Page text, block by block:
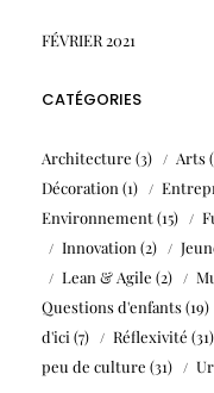
FÉVRIER 2021
CATÉGORIES
Architecture (3) Arts
Décoration (1)
Environnement(15)
Innovation (2)
Lean & Agile (2)
Questions d'enfants(19)
d'ici (7) Réflexivité (31)
peu de culture (31)